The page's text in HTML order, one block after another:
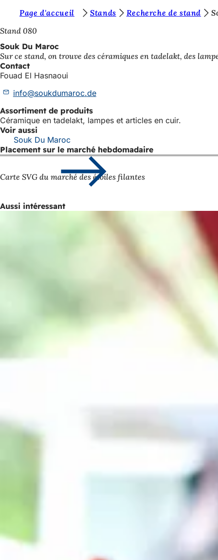
Accéder au contenu
o
u
s
ê
t
e
s
i
c
:
Page d'accueil Stands Recherche de stand
Stand 080
Souk Du Maroc
Sur ce stand, on trouve des céramiques en tadelakt, des
Contact
Fouad El Hasnaoui
info
soukdumaroc de
Assortiment de produits
Céramique en tadelakt, lampes et articles en cuir.
Voir aussi
Souk Du Maroc
Placement sur le marché hebdomadaire
Carte SVG du marché des étoiles filantes
Aussi intéressant